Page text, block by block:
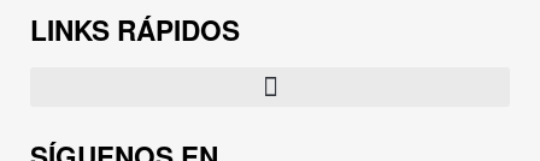
LINKS RÁPIDOS